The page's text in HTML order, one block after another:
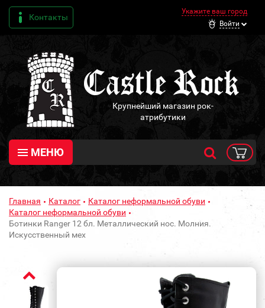
Контакты
Укажите ваш город
Войти
Крупнейший магазин рок-
атрибутики
МЕНЮ
Главная Каталог
Каталог неформальной обуви
Каталог неформальной обуви
Ботинки Ranger 12 бл. Металлический нос. Молния.
Искусственный мех